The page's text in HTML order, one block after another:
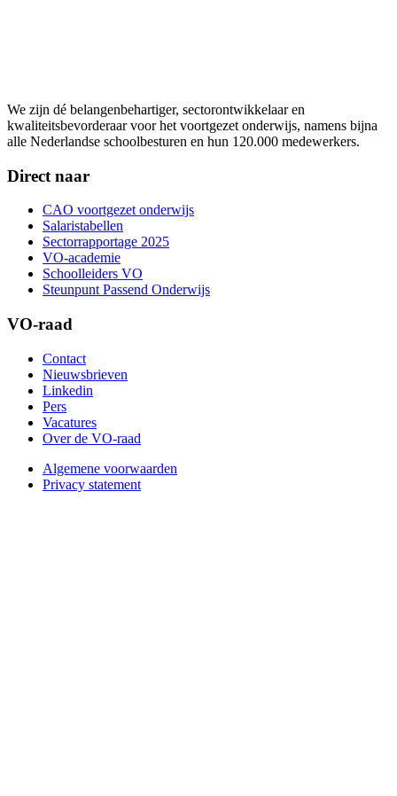
We zijn dé belangenbehartiger, sectorontwikkelaar en
kwaliteitsbevorderaar voor het voortgezet onderwijs, namens bijna
alle Nederlandse schoolbesturen en hun 120.000 medewerkers.
Direct naar
CAO voortgezet onderwijs
Salaristabellen
Sectorrapportage 2025
VO-academie
Schoolleiders VO
Steunpunt Passend Onderwijs
VO-raad
Contact
Nieuwsbrieven
Linkedin
Pers
Vacatures
Over de VO-raad
Algemene voorwaarden
Privacy statement